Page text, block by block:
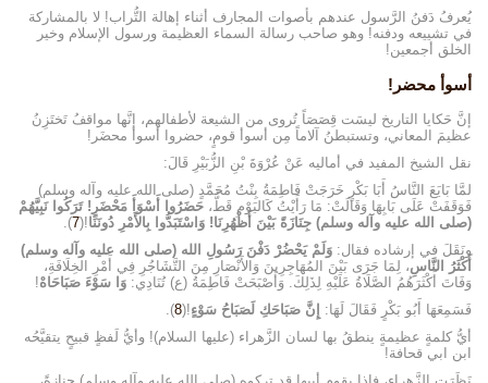
يُعرفُ دَفنُ الرَّسول عندهم بأصوات المجارف أثناء إهالة التُّراب! لا بالمشاركة
في تشييعه ودفنه! وهو صاحب رسالة السماء العظيمة ورسول الإسلام وخير
الخلق أجمعين!
أسوأ محضر!
إنَّ حَكايا التاريخ ليسَت قِصَصَاً تُروى من الشيعة لأطفالهم، إنَّها مواقفُ تَختَزِنُ
عظيمَ المعاني، وتستبطنُ آلاماً مِن أسوأ قومٍ، حضروا أسوأ محضَر!
نقل الشيخ المفيد في أماليه عَنْ عُرْوَةَ بْنِ الزُّبَيْرِ قَالَ:
لمَّا بَايَعَ النَّاسُ أَبَا بَكْرٍ خَرَجَتْ فَاطِمَةُ بِنْتُ مُحَمَّدٍ (صلى الله عليه وآله وسلم)
فَوَقَفَتْ عَلَى بَابِهَا وَقَالَتْ: مَا رَأَيْتُ كَاليَوْمِ قَطُّ، حَضَرُوا أَسْوَأَ مَحْضَرٍ! تَرَكُوا نَبِيَّهُمْ
(صلى الله عليه وآله وسلم) جِنَازَةً بَيْنَ أَظْهُرِنَا! وَاسْتَبَدُّوا بِالأَمْرِ دُونَنَا!(
7
).
ونَقَلَ في إرشاده فقال: وَلَمْ يَحْضُرْ دَفْنَ رَسُولِ الله (صلى الله عليه وآله وسلم)
أَكْثَرُ النَّاسِ، لِمَا جَرَى بَيْنَ المُهَاجِرِينَ وَالأَنْصَارِ مِنَ التَّشَاجُرِ فِي أَمْرِ الخِلَافَةِ،
وَفَاتَ أَكْثَرَهُمُ الصَّلَاةُ عَلَيْهِ لِذَلِكَ. وَأَصْبَحَتْ فَاطِمَةُ (ع) تُنَادِي: وَا سَوْءَ صَبَاحَاهْ!
فَسَمِعَهَا أَبُو بَكْرٍ فَقَالَ لَهَا:
إِنَّ صَبَاحَكِ لَصَبَاحُ سَوْءٍ!(
8
).
أيُّ كلمةٍ عظيمةٍ ينطقُ بها لسان الزَّهراء (عليها السلام)! وأيُّ لَفظٍ قبيحٍ يتقيَّحُه
ابن ابي قحافة!